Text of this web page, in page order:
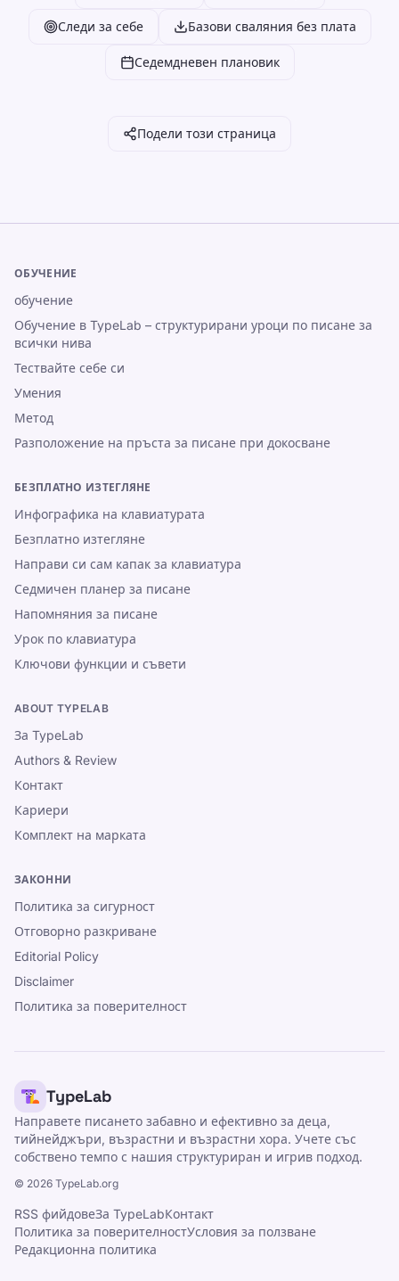
Следи за себе Базови сваляния без плата
Седемдневен плановик
Подели този страница
ОБУЧЕНИЕ
обучение
Обучение в TypeLab – структурирани уроци по писане за
всички нива
Тествайте себе си
Умения
Метод
Разположение на пръста за писане при докосване
БЕЗПЛАТНО ИЗТЕГЛЯНЕ
Инфографика на клавиатурата
Безплатно изтегляне
Направи си сам капак за клавиатура
Седмичен планер за писане
Напомняния за писане
Урок по клавиатура
Ключови функции и съвети
ABOUT TYPELAB
За TypeLab
Authors & Review
Контакт
Кариери
Комплект на марката
ЗАКОННИ
Политика за сигурност
Отговорно разкриване
Editorial Policy
Disclaimer
Политика за поверителност
TypeLab
Направете писането забавно и ефективно за деца,
тийнейджъри, възрастни и възрастни хора. Учете със
собствено темпо с нашия структуриран и игрив подход.
© 2026 TypeLab.org
RSS фийдовеЗа TypeLabКонтакт
Политика за поверителностУсловия за ползване
Редакционна политика